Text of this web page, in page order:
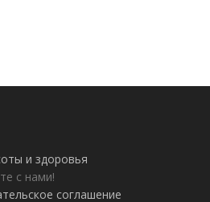
и здоровья
с нами!
соглашение